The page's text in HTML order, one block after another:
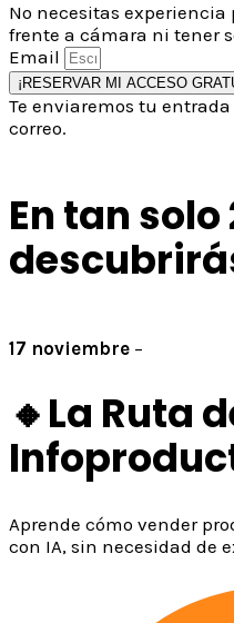
No necesitas experiencia
frente a cámara ni tener
Email
¡RESERVAR MI ACCESO
Te enviaremos tu
correo.
En tan solo
17 noviembre –
🔸La Ruta
Aprende cómo vender
con IA, sin necesidad de